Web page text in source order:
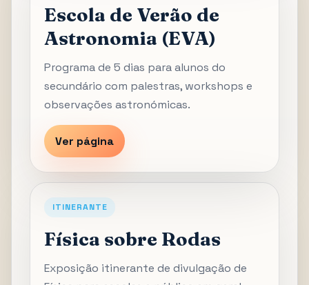
Escola de Verão de
Astronomia (EVA)
Programa de 5 dias para alunos do
secundário com palestras, workshops e
observações astronómicas.
Ver página
ITINERANTE
Física sobre Rodas
Exposição itinerante de divulgação de